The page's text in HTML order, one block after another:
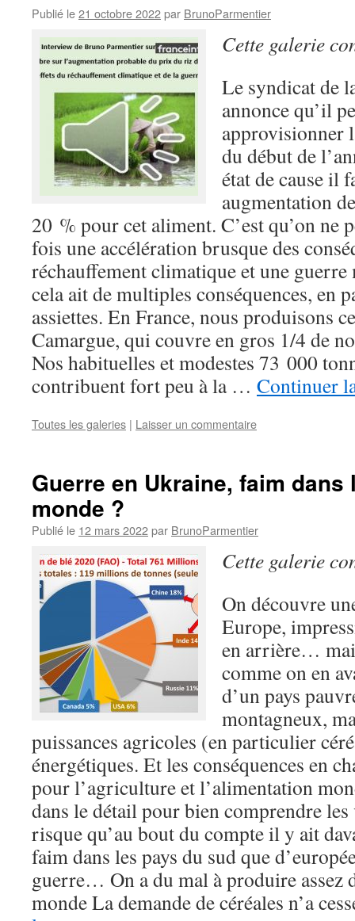
Publié le21 octobre 2022par BrunoParmentier
Cette galerie
Le syndicat de
annonce qu’il
approvisionner
du début de
état de cause il
augmentation
20 % pour cet aliment. C’est qu’on ne
fois une accélération brusque des
réchauffement climatique et une guerre
cela ait de multiples conséquences, en
assiettes. En France, nous produisons
Camargue, qui couvre en gros 1/4 de
Nos habituelles et modestes 73 000
contribuent fort peu à la … Continuer
Toutes les galeries | Laisser un commentaire
Guerre en Ukraine, faim dans
monde ?
Publié le 12 mars 2022par BrunoParmentier
Cette galerie
On découvre
Europe,
en arrière…
comme on en
d’un pays
montagneux,
puissances agricoles (en particulier
énergétiques. Et les conséquences en
pour l’agriculture et l’alimentation
dans le détail pour bien comprendre
risque qu’au bout du compte il y ait
faim dans les pays du sud que
guerre… On a du mal à produire assez
monde La demande de céréales n’a